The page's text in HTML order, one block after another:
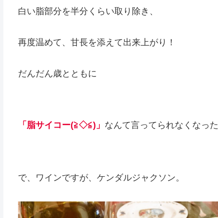
白い脂部分を半分くらい取り除き、
再度温めて、甘長を添えて出来上がり！
だんだん歳とともに
「脂サイコー(≧◇≦)」 なんて言ってられなくなっ
で、ワインですが、ケンダルジャクソン。